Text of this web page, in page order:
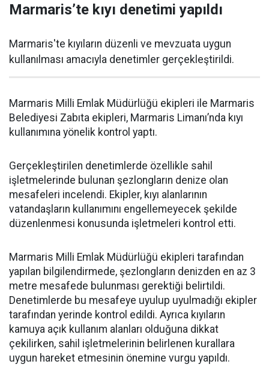
Marmaris’te kıyı denetimi yapıldı
Marmaris'te kıyıların düzenli ve mevzuata uygun
kullanılması amacıyla denetimler gerçekleştirildi.
Marmaris Milli Emlak Müdürlüğü ekipleri ile Marmaris
Belediyesi Zabıta ekipleri, Marmaris Limanı’nda kıyı
kullanımına yönelik kontrol yaptı.
Gerçekleştirilen denetimlerde özellikle sahil
işletmelerinde bulunan şezlongların denize olan
mesafeleri incelendi. Ekipler, kıyı alanlarının
vatandaşların kullanımını engellemeyecek şekilde
düzenlenmesi konusunda işletmeleri kontrol etti.
Marmaris Milli Emlak Müdürlüğü ekipleri tarafından
yapılan bilgilendirmede, şezlongların denizden en az 3
metre mesafede bulunması gerektiği belirtildi.
Denetimlerde bu mesafeye uyulup uyulmadığı ekipler
tarafından yerinde kontrol edildi. Ayrıca kıyıların
kamuya açık kullanım alanları olduğuna dikkat
çekilirken, sahil işletmelerinin belirlenen kurallara
uygun hareket etmesinin önemine vurgu yapıldı.